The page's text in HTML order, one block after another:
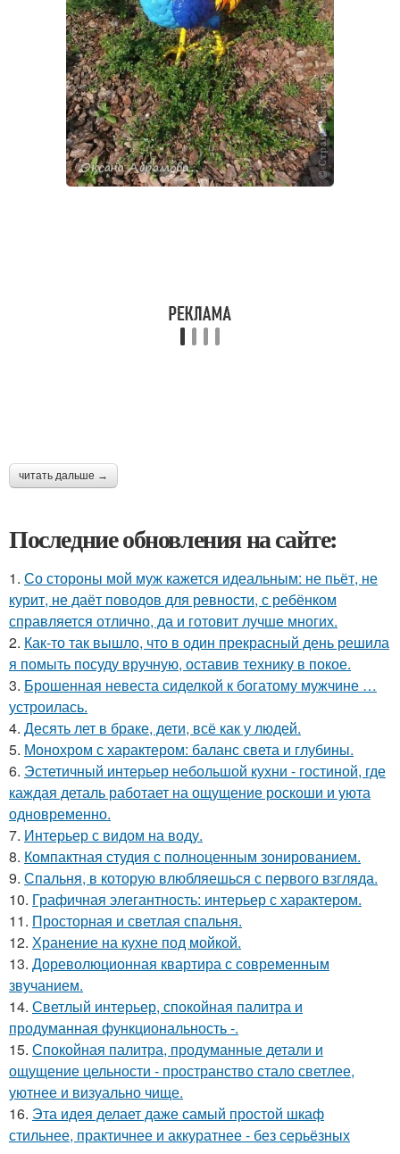
читать дальше →
Последние обновления на сайте:
1. Со стороны мой муж кажется идеальным: не пьёт, не
курит, не даёт поводов для ревности, с ребёнком
справляется отлично, да и готовит лучше многих.
2. Как-то так вышло, что в один прекрасный день решила
я помыть посуду вручную, оставив технику в покое.
3. Брошенная невеста сиделкой к богатому мужчине …
устроилась.
4. Десять лет в браке, дети, всё как у людей.
5. Монохром с характером: баланс света и глубины.
6. Эстетичный интерьер небольшой кухни - гостиной, где
каждая деталь работает на ощущение роскоши и уюта
одновременно.
7. Интерьер с видом на воду.
8. Компактная студия с полноценным зонированием.
9. Спальня, в которую влюбляешься с первого взгляда.
10. Графичная элегантность: интерьер с характером.
11. Просторная и светлая спальня.
12. Хранение на кухне под мойкой.
13. Дореволюционная квартира с современным
звучанием.
14. Светлый интерьер, спокойная палитра и
продуманная функциональность -.
15. Спокойная палитра, продуманные детали и
ощущение цельности - пространство стало светлее,
уютнее и визуально чище.
16. Эта идея делает даже самый простой шкаф
стильнее, практичнее и аккуратнее - без серьёзных